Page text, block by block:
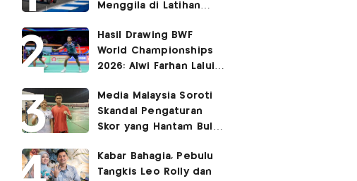
Menggila di Latihan
Hasil Drawing BWF
World Championships
2026: Alwi Farhan Lalui
Dapat Bye
Media Malaysia Soroti
Skandal Pengaturan
Skor yang Hantam Bulu
Libatkan Jafar/Felisha!
Kabar Bahagia, Pebulu
Tangkis Leo Rolly dan